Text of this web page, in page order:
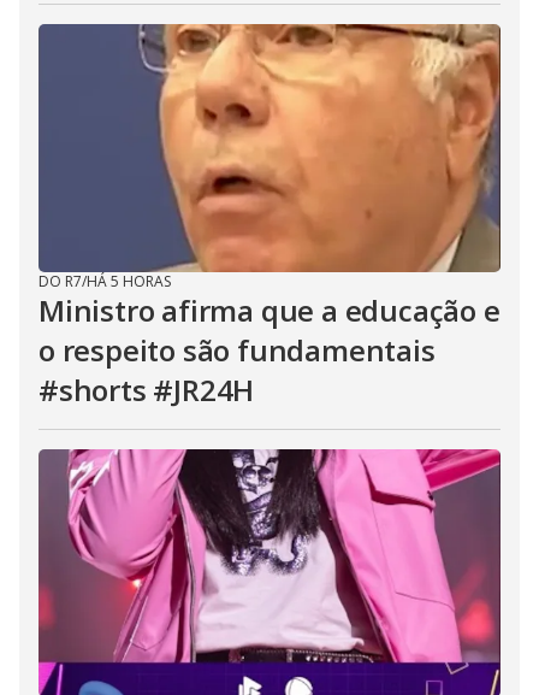
DO R7/HÁ 5 HORAS
Ministro afirma que a educação e
o respeito são fundamentais
#shorts #JR24H